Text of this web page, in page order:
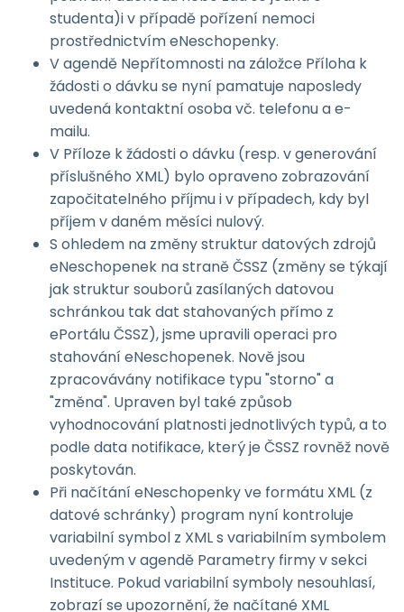
studenta)i v případě pořízení nemoci
prostřednictvím eNeschopenky.
V agendě Nepřítomnosti na záložce Příloha k
žádosti o dávku se nyní pamatuje naposledy
uvedená kontaktní osoba vč. telefonu a e-
mailu.
V Příloze k žádosti o dávku (resp. v generování
příslušného XML) bylo opraveno zobrazování
započitatelného příjmu i v případech, kdy byl
příjem v daném měsíci nulový.
S ohledem na změny struktur datových zdrojů
eNeschopenek na straně ČSSZ (změny se týkají
jak struktur souborů zasílaných datovou
schránkou tak dat stahovaných přímo z
ePortálu ČSSZ), jsme upravili operaci pro
stahování eNeschopenek. Nově jsou
zpracovávány notifikace typu "storno" a
"změna". Upraven byl také způsob
vyhodnocování platnosti jednotlivých typů, a to
podle data notifikace, který je ČSSZ rovněž nově
poskytován.
Při načítání eNeschopenky ve formátu XML (z
datové schránky) program nyní kontroluje
variabilní symbol z XML s variabilním symbolem
uvedeným v agendě Parametry firmy v sekci
Instituce. Pokud variabilní symboly nesouhlasí,
zobrazí se upozornění, že načítané XML